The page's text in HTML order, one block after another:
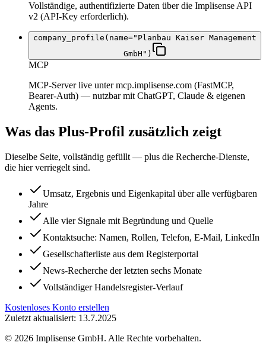
Vollständige, authentifizierte Daten über die Implisense API
v2 (API-Key erforderlich).
company_profile(name="Planbau Kaiser Management
GmbH")
MCP
MCP-Server live unter mcp.implisense.com (FastMCP,
Bearer-Auth) — nutzbar mit ChatGPT, Claude & eigenen
Agents.
Was das Plus-Profil zusätzlich zeigt
Dieselbe Seite, vollständig gefüllt — plus die Recherche-Dienste,
die hier verriegelt sind.
Umsatz, Ergebnis und Eigenkapital über alle verfügbaren
Jahre
Alle vier Signale mit Begründung und Quelle
Kontaktsuche: Namen, Rollen, Telefon, E-Mail, LinkedIn
Gesellschafterliste aus dem Registerportal
News-Recherche der letzten sechs Monate
Vollständiger Handelsregister-Verlauf
Kostenloses Konto erstellen
Zuletzt aktualisiert: 13.7.2025
© 2026 Implisense GmbH. Alle Rechte vorbehalten.